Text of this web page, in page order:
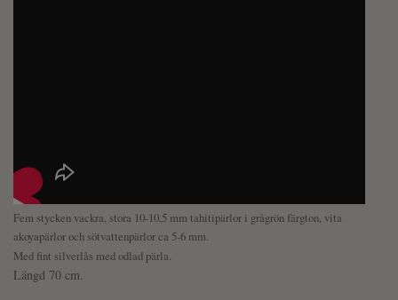
Fem stycken vackra, stora 10-10,5 mm tahitipärlor i grågrön färgton, vita
akoyapärlor och sötvattenpärlor ca 5-6 mm.
Med fint silverlås med odlad pärla.
Längd 70 cm.